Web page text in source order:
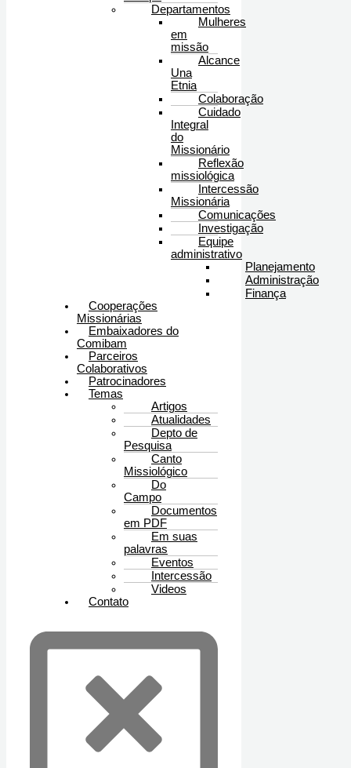
Departamentos
Mulheres
em
missão
Alcance
Una
Etnia
Colaboração
Cuidado
Integral
do
Missionário
Reflexão
missiológica
Intercessão
Missionária
Comunicações
Investigação
Equipe
administrativo
Planejamento
Administração
Finança
Cooperações
Missionárias
Embaixadores do
Comibam
Parceiros
Colaborativos
Patrocinadores
Temas
Artigos
Atualidades
Depto de
Pesquisa
Canto
Missiológico
Do
Campo
Documentos
em PDF
Em suas
palavras
Eventos
Intercessão
Videos
Contato